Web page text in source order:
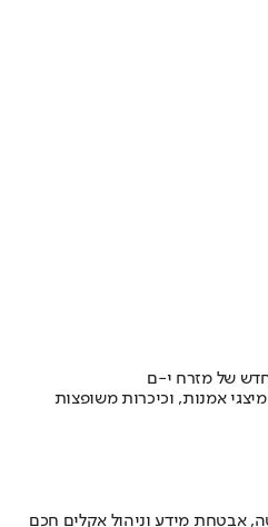
של מזרח י-ם
אמנות, וכיכרות משופצות
אבטחת מידע וניהול אקלים חכם